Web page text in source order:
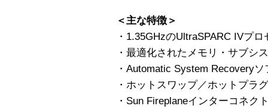
＜主な特徴＞
・1.35GHzのUltraSPARC IVプ
・最適化されたメモリ・サブシ
・Automatic System Recovery
・ホットスワップ／ホットプラ
・Sun Fireplaneインターコネク